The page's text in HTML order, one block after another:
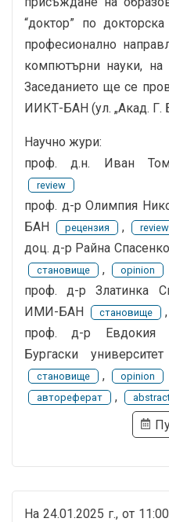
“доктор” по
професионално
компютърни науки, на
Заседанието ще се
ИИКТ-БАН (ул. „Акад. Г.
Научно жури:
проф. д.н. Иван
review
проф. д-р Олимпия
БАН
рецензия , review
доц. д-р Райна
становище , opinion
проф. д-р Златинка
ИМИ-БАН
становище ,
проф. д-р Евдокия
Бургаски
становище ,
opinion
автореферат
,
На 24.01.2025 г., от